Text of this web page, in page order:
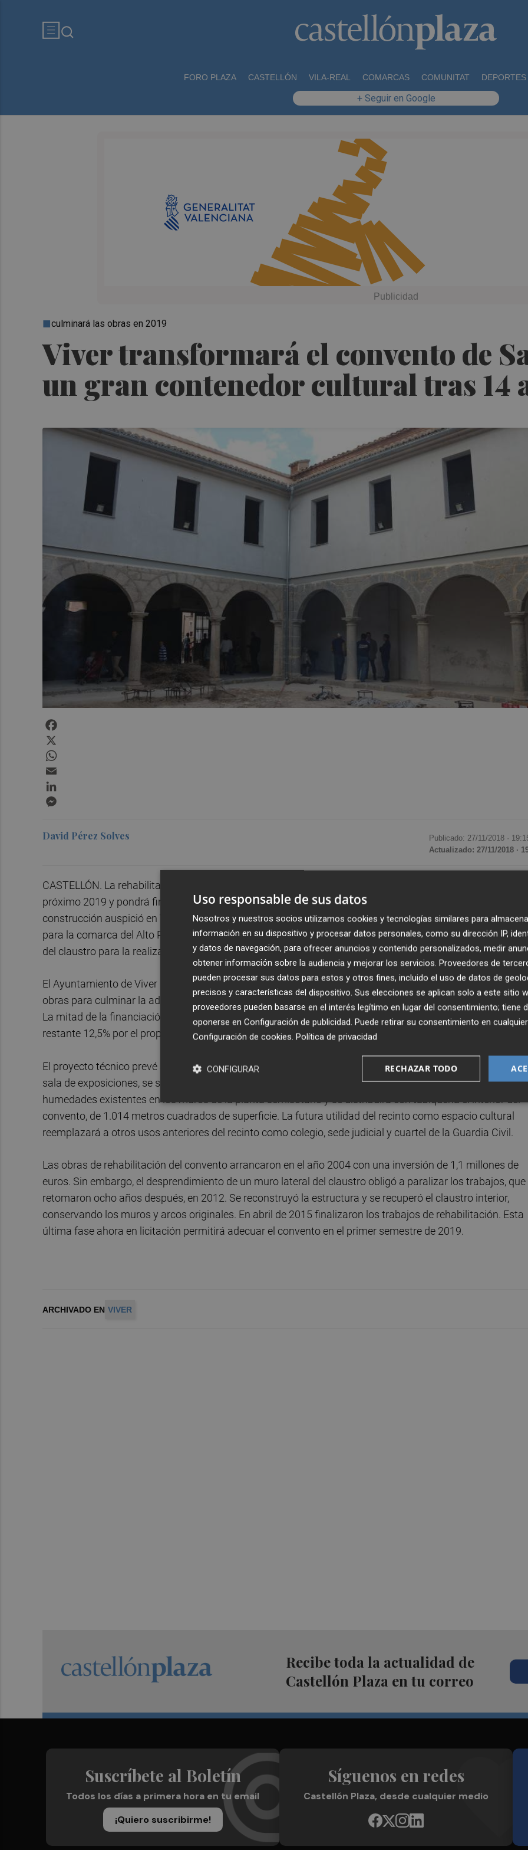
FORO PLAZA CASTELLÓN VILA-REAL COMARCAS COMUNITAT DEPORTES
+ Seguir en Google
Viver transformará el convento de
un gran contenedor cultural tras 14
culminará las obras en 2019
David Pérez Solves Publicado: 27/11/2018 ·
Actualizado: 27/11/2018 ·
CASTELLÓN. La rehabilitación del antiguo Convento de San Francisco de Paula culminará a mediados del
próximo 2019 y pondrá fin a 14 años de espera e incertidumbre por la falta de financiación. El recinto cuya
construcción auspició en Viver la Orden de Mínimos en 1603 se convertirá en un gran contenedor cultural
para la comarca del Alto Palancia, con un Museo Etnográfico, una sala de exposiciones y la reserva del
del claustro para la realización de conciertos y actuaciones lúdicas.
El Ayuntamiento de Viver ha salvado todos los obstáculos provocados por la falta de dinero y ha licitado
obras para culminar la adecuación del convento por 396.233 euros y un plazo de ejecución de seis meses.
La mitad de la financiación correrá a cargo de los fondos europeos Feder, otro 37,5% por la Diputación y el
restante 12,5% por el propio consistorio.
El proyecto técnico prevé adecuar la planta semisótano y la primera planta para el Museo Etnográfico y la
sala de exposiciones, se sustituirá el pavimento de piedra de San Vicente del claustro, se tratarán las
humedades existentes en los muros de la planta semisótano y se distribuirá con tabiquería el interior del
convento, de 1.014 metros cuadrados de superficie. La futura utilidad del recinto como espacio cultural
reemplazará a otros usos anteriores del recinto como colegio, sede judicial y cuartel de la Guardia Civil.
Las obras de rehabilitación del convento arrancaron en el año 2004 con una inversión de 1,1 millones de
euros. Sin embargo, el desprendimiento de un muro lateral del claustro obligó a paralizar los trabajos, que
retomaron ocho años después, en 2012. Se reconstruyó la estructura y se recuperó el claustro interior,
conservando los muros y arcos originales. En abril de 2015 finalizaron los trabajos de rehabilitación. Esta
última fase ahora en licitación permitirá adecuar el convento en el primer semestre de 2019.
ARCHIVADO EN VIVER
Recibe toda la actualidad de
Castellón Plaza en tu correo
Suscríbete al Boletín
Todos los días a primera hora en tu email
¡Quiero suscribirme!
Síguenos en redes
Castellón Plaza, desde cualquier medio
Uso responsable de sus datos
Nosotros y nuestros socios utilizamos cookies y tecnologías similares para
información en su dispositivo y procesar datos personales, como su dirección IP,
y datos de navegación, para ofrecer anuncios y contenido personalizados, medir
obtener información sobre la audiencia y mejorar los servicios. Proveedores de
pueden procesar sus datos para estos y otros fines, incluido el uso de datos de
precisos y características del dispositivo. Sus elecciones se aplican solo a este sitio
proveedores pueden basarse en el interés legítimo en lugar del consentimiento; tiene
oponerse en Configuración de publicidad. Puede retirar su consentimiento en
Configuración de cookies. Política de privacidad
RECHAZAR TODO
CONFIGURAR